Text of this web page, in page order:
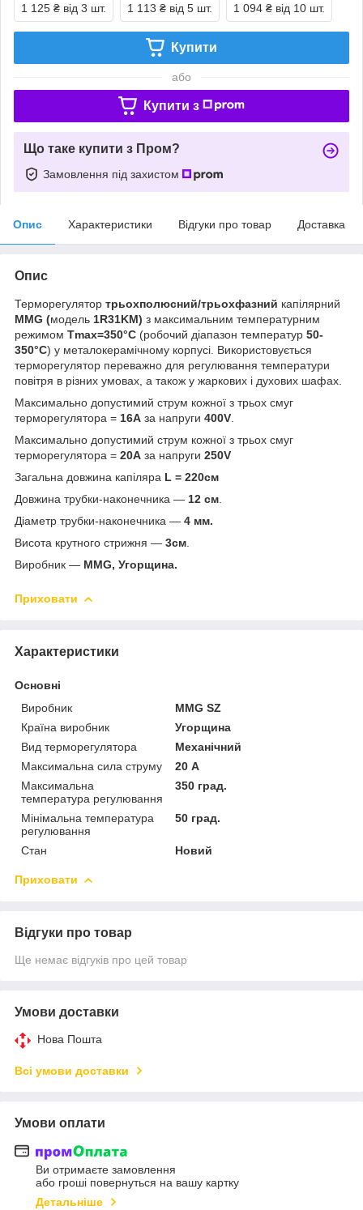
1 125 ₴ від 3 шт. 1 113 ₴ від 5 шт. 1 094 ₴ від 10 шт.
Купити
або
Купити з
Що таке купити з Пром?
Замовлення під захистом
Опис Характеристики Відгуки про товар Доставка
Опис
Терморегулятор трьохполюсний/трьохфазний капілярний
MMG (модель 1R31KM) з максимальним температурним
режимом Tmax=350°C (робочий діапазон температур 50-
350°С) у металокерамічному корпусі. Використовується
терморегулятор переважно для регулювання температури
повітря в різних умовах, а також у жаркових і духових шафах.
Максимально допустимий струм кожної з трьох смуг
терморегулятора = 16А за напруги 400V
Максимально допустимий струм кожної з трьох смуг
терморегулятора = 20А за напруги 250V
Загальна довжина капіляра L = 220см
Довжина трубки-наконечника — 12 см
Діаметр трубки-наконечника — 4 мм.
Висота крутного стрижня — 3см
Виробник — MMG, Угорщина.
Приховати
Характеристики
Основні
Виробник
MMG SZ
Країна виробник
Угорщина
Вид терморегулятора
Механічний
Максимальна сила струму
20 А
Максимальна
температура регулювання
350 град.
Мінімальна температура
регулювання
50 град.
Стан Новий
Приховати
Відгуки про товар
Ще немає відгуків про цей товар
Умови доставки
Нова Пошта
Всі умови доставки
Умови оплати
Ви отримаєте замовлення
або гроші повернуться на вашу картку
Детальніше